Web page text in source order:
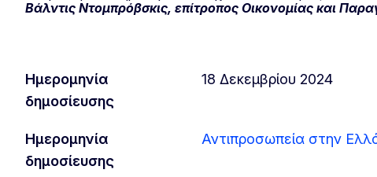
Βάλντις Ντομπρόβσκις, επίτροπος Οικονομίας και
Ημερομηνία
δημοσίευσης
18 Δεκεμβρίου 2024
Ημερομηνία
δημοσίευσης
Αντιπροσωπεία στην